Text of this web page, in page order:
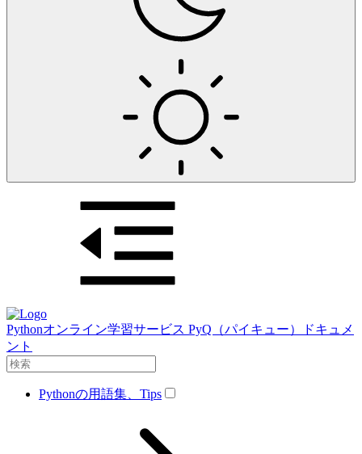
Pythonオンライン学習サービス PyQ（パイキュー）ドキュメ
ント
Pythonの用語集、Tips